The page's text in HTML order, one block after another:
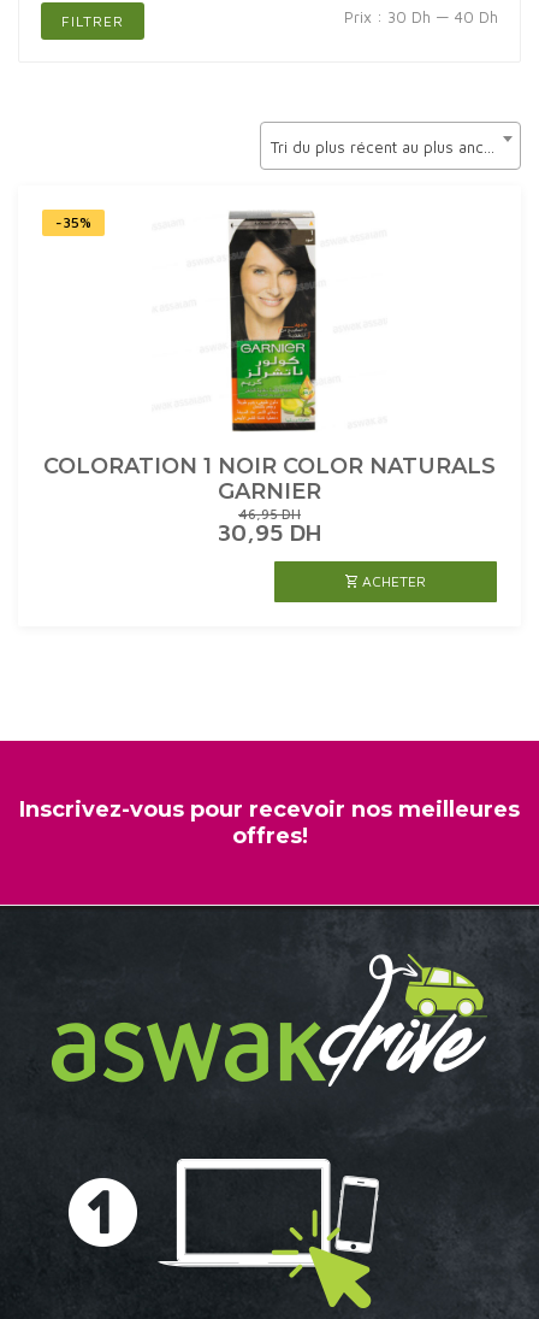
FILTRER Prix : 30 Dh — 40 Dh
-35%
COLORATION 1 NOIR COLOR NATURALS
GARNIER
46,95DH
LE
PRIX
INITIAL
46,95 DH.
30,95 DH
ACTUEL
EST :
30,95 DH.
ACHETER
Inscrivez-vous pour recevoir nos meilleures
offres!